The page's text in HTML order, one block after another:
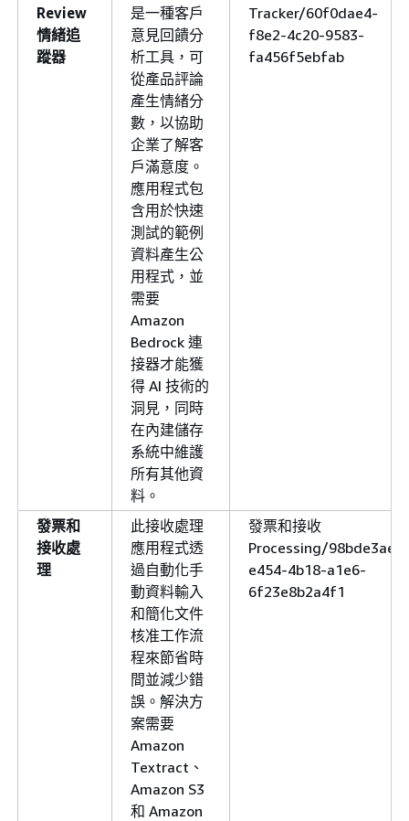
Review
情緒追
蹤器
是一種客戶
意見回饋分
析工具，可
從產品評論
產生情緒分
數，以協助
企業了解客
戶滿意度。
應用程式包
含用於快速
測試的範例
資料產生公
用程式，並
需要
Amazon
Bedrock 連
接器才能獲
得 AI 技術的
洞見，同時
在內建儲存
系統中維護
所有其他資
料。
Tracker/60f0dae4-
f8e2-4c20-9583-
fa456f5ebfab
發票和
接收處
理
此接收處理
應用程式透
過自動化手
動資料輸入
和簡化文件
核准工作流
程來節省時
間並減少錯
誤。解決方
案需要
Amazon
Textract、
Amazon S3
和 Amazon
發票和接收
Processing/98bde3ae-
e454-4b18-a1e6-
6f23e8b2a4f1